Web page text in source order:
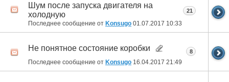
Шум после запуска двигателя на
холодную
Последнее сообщение от Konsugo 01.07.2017 10:33
21
Не понятное состояние коробки
Последнее сообщение от Konsugo 16.04.2017 21:49
8